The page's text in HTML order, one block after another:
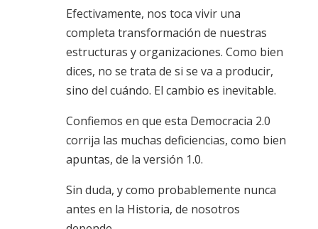
Efectivamente, nos toca vivir una
completa transformación de nuestras
estructuras y organizaciones. Como bien
dices, no se trata de si se va a producir,
sino del cuándo. El cambio es inevitable.
Confiemos en que esta Democracia 2.0
corrija las muchas deficiencias, como bien
apuntas, de la versión 1.0.
Sin duda, y como probablemente nunca
antes en la Historia, de nosotros